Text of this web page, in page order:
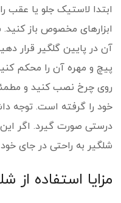
ابتدا لاستیک جلو یا عقب
ابزار­های مخصوص باز
آن در پایین گلگیر قرار
پیچ و مهره آن را محکم
روی چرخ نصب کنید و
خود را گرفته است. توجه
درستی صورت گیرد. اگر
شلگیر به راحتی در جای
مزایا استفاده